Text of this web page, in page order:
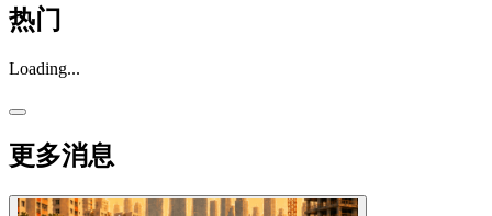
热门
Loading...
更多消息